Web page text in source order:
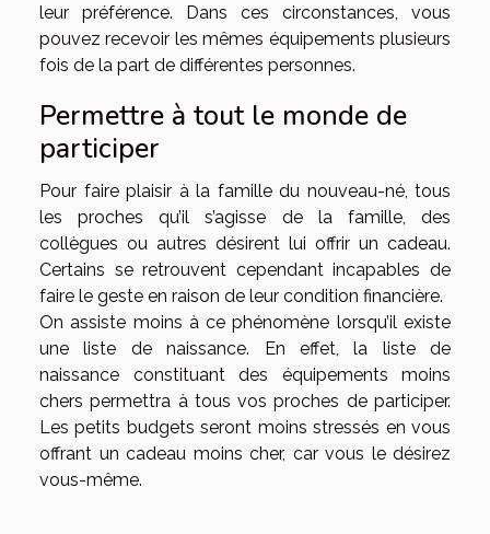
leur préférence. Dans ces circonstances, vous
pouvez recevoir les mêmes équipements plusieurs
fois de la part de différentes personnes.
Permettre à tout le monde de
participer
Pour faire plaisir à la famille du nouveau-né, tous
les proches qu’il s’agisse de la famille, des
collègues ou autres désirent lui offrir un cadeau.
Certains se retrouvent cependant incapables de
faire le geste en raison de leur condition financière.
On assiste moins à ce phénomène lorsqu’il existe
une liste de naissance. En effet, la liste de
naissance constituant des équipements moins
chers permettra à tous vos proches de participer.
Les petits budgets seront moins stressés en vous
offrant un cadeau moins cher, car vous le désirez
vous-même.